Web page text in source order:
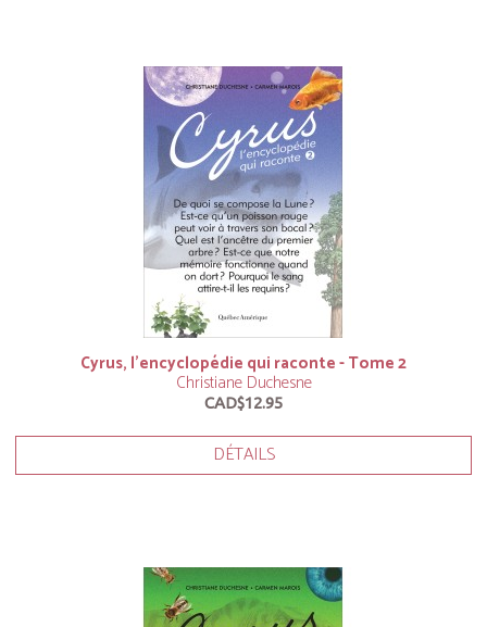
Cyrus, l’encyclopédie qui raconte - Tome 2
Christiane Duchesne
CAD$12.95
DÉTAILS